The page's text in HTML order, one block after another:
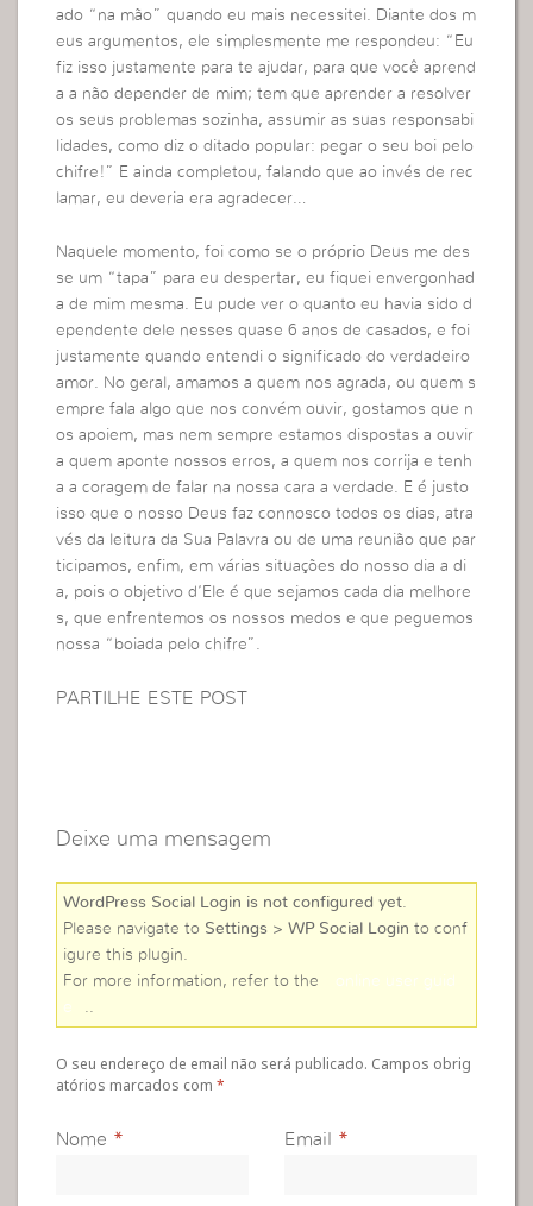
ado “na mão” quando eu mais necessitei. Diante dos m
eus argumentos, ele simplesmente me respondeu: “Eu
fiz isso justamente para te ajudar, para que você aprend
a a não depender de mim; tem que aprender a resolver
os seus problemas sozinha, assumir as suas responsabi
lidades, como diz o ditado popular: pegar o seu boi pelo
chifre!” E ainda completou, falando que ao invés de rec
lamar, eu deveria era agradecer…
Naquele momento, foi como se o próprio Deus me des
se um “tapa” para eu despertar, eu fiquei envergonhad
a de mim mesma. Eu pude ver o quanto eu havia sido d
ependente dele nesses quase 6 anos de casados, e foi
justamente quando entendi o significado do verdadeiro
amor. No geral, amamos a quem nos agrada, ou quem s
empre fala algo que nos convém ouvir, gostamos que n
os apoiem, mas nem sempre estamos dispostas a ouvir
a quem aponte nossos erros, a quem nos corrija e tenh
a a coragem de falar na nossa cara a verdade. E é justo
isso que o nosso Deus faz connosco todos os dias, atra
vés da leitura da Sua Palavra ou de uma reunião que par
ticipamos, enfim, em várias situações do nosso dia a di
a, pois o objetivo d’Ele é que sejamos cada dia melhore
s, que enfrentemos os nossos medos e que peguemos
nossa “boiada pelo chifre”.
PARTILHE ESTE POST
Deixe uma mensagem
WordPress Social Login is not configured yet
Please navigate to Settings > WP Social Login to conf
igure this plugin.
For more information, refer to the
online user guid
e
O seu endereço de email não será publicado. Campos obrig
atórios marcados com*
Nome * Email *